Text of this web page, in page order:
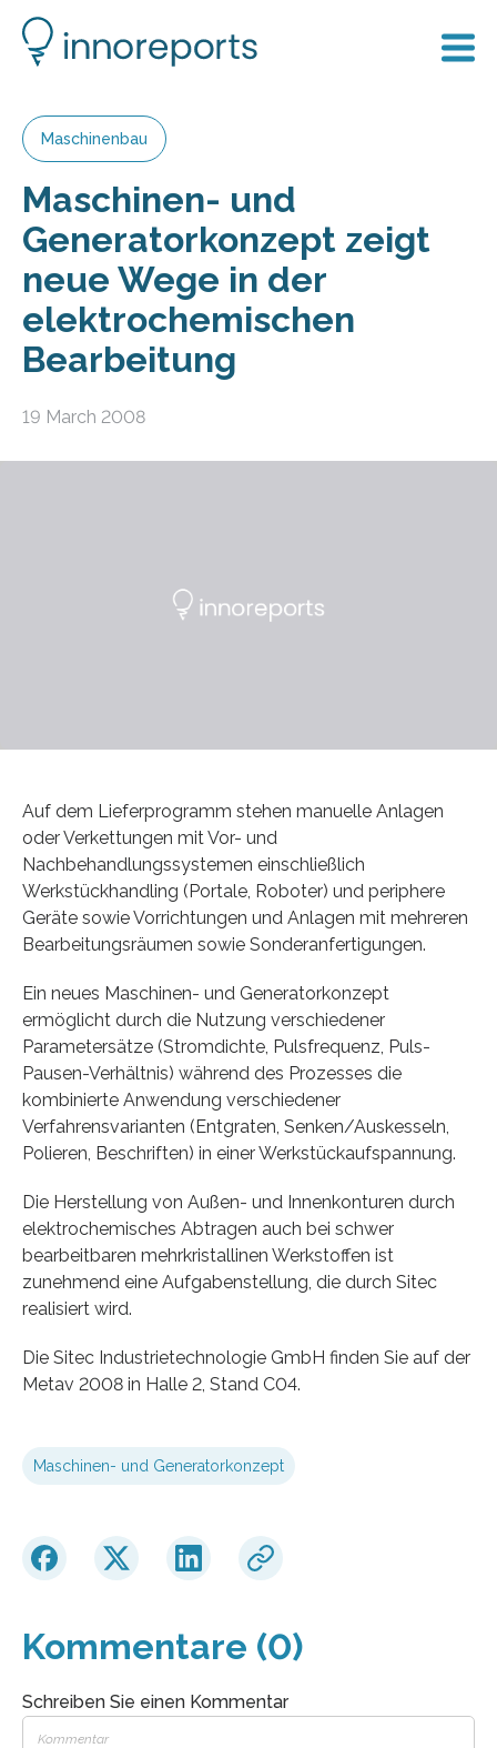
Maschinenbau
Maschinen- und
Generatorkonzept zeigt
neue Wege in der
elektrochemischen
Bearbeitung
19 March 2008
Auf dem Lieferprogramm stehen manuelle Anlagen
oder Verkettungen mit Vor- und
Nachbehandlungssystemen einschließlich
Werkstückhandling (Portale, Roboter) und periphere
Geräte sowie Vorrichtungen und Anlagen mit mehreren
Bearbeitungsräumen sowie Sonderanfertigungen.
Ein neues Maschinen- und Generatorkonzept
ermöglicht durch die Nutzung verschiedener
Parametersätze (Stromdichte, Pulsfrequenz, Puls-
Pausen-Verhältnis) während des Prozesses die
kombinierte Anwendung verschiedener
Verfahrensvarianten (Entgraten, Senken/Auskesseln,
Polieren, Beschriften) in einer Werkstückaufspannung.
Die Herstellung von Außen- und Innenkonturen durch
elektrochemisches Abtragen auch bei schwer
bearbeitbaren mehrkristallinen Werkstoffen ist
zunehmend eine Aufgabenstellung, die durch Sitec
realisiert wird.
Die Sitec Industrietechnologie GmbH finden Sie auf der
Metav 2008 in Halle 2, Stand C04.
Maschinen- und Generatorkonzept
Kommentare (0)
Schreiben Sie einen Kommentar